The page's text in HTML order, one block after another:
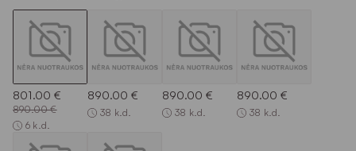
801.00 €
890.00 €
6 k.d.
890.00 €
38 k.d.
890.00 €
38 k.d.
890.00 €
38 k.d.